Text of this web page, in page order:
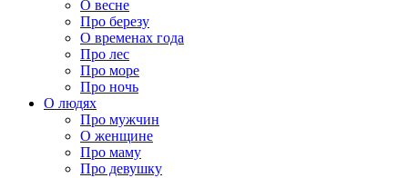
О весне
Про березу
О временах года
Про лес
Про море
Про ночь
О людях
Про мужчин
О женщине
Про маму
Про девушку